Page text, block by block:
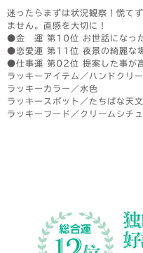
迷ったらまずは状況観察！慌て
ません。直感を大切に！
●金 運 第10位 お世話になった
●恋愛運 第11位 夜景の綺麗な
●仕事運 第02位 提案した事が
ラッキーアイテム／ハンドクリー
ラッキーカラー／水色
ラッキースポット／たちばな天
ラッキーフード／クリームシチ